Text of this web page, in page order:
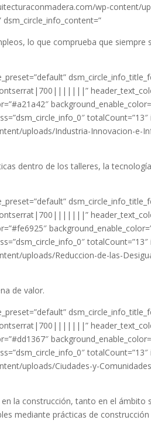
wp-content/
lo que comprueba que siempre
totalCount=”13″
uploads/Industria-Innovacion-e-
dentro de los talleres, la
totalCount=”13″
uploads/Reduccion-de-las-
de valor.
totalCount=”13″
uploads/Ciudades-y-
la construcción, tanto en el ámbito
mediante prácticas de